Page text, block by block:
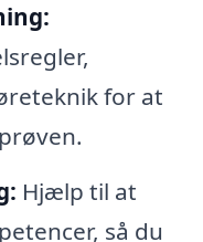
for at
Hjælp til at
så du